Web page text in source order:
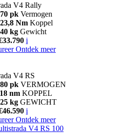
V4 Rally
pk Vermogen
Nm Koppel
kg Gewicht
i
Ontdek meer
V4 RS
pk VERMOGEN
nm KOPPEL
kg GEWICHT
i
Ontdek meer
V4 RS 100